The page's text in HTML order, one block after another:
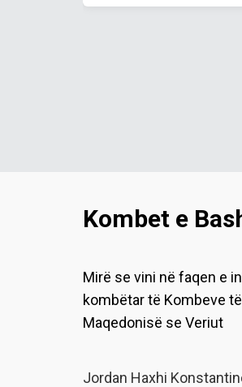
Kombet e
Mirë se vini në faqen e
kombëtar të Kombeve
Maqedonisë se Veriut
Јordan Haxhi